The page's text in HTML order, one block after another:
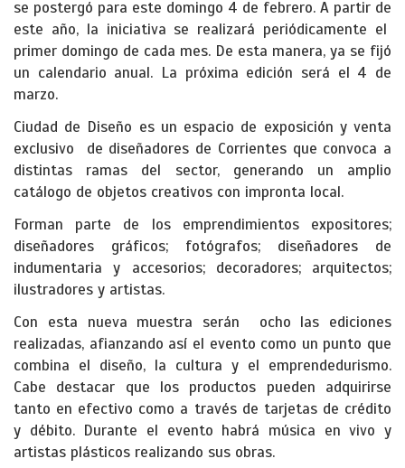
se postergó para este domingo 4 de febrero. A partir de
este año, la iniciativa se realizará periódicamente el
primer domingo de cada mes. De esta manera, ya se fijó
un calendario anual. La próxima edición será el 4 de
marzo.
Ciudad de Diseño es un espacio de exposición y venta
exclusivo de diseñadores de Corrientes que convoca a
distintas ramas del sector, generando un amplio
catálogo de objetos creativos con impronta local.
Forman parte de los emprendimientos expositores;
diseñadores gráficos; fotógrafos; diseñadores de
indumentaria y accesorios; decoradores; arquitectos;
ilustradores y artistas.
Con esta nueva muestra serán ocho las ediciones
realizadas, afianzando así el evento como un punto que
combina el diseño, la cultura y el emprendedurismo.
Cabe destacar que los productos pueden adquirirse
tanto en efectivo como a través de tarjetas de crédito
y débito. Durante el evento habrá música en vivo y
artistas plásticos realizando sus obras.